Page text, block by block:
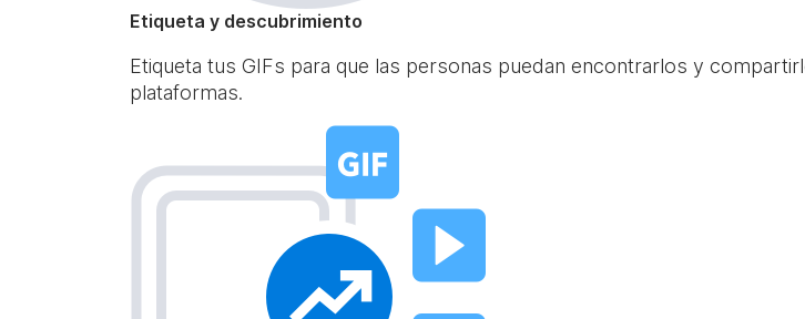
Etiqueta y descubrimiento
Etiqueta tus GIFs para que las personas puedan encontrarlos y
plataformas.